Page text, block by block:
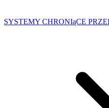
SYSTEMY CHRONIąCE